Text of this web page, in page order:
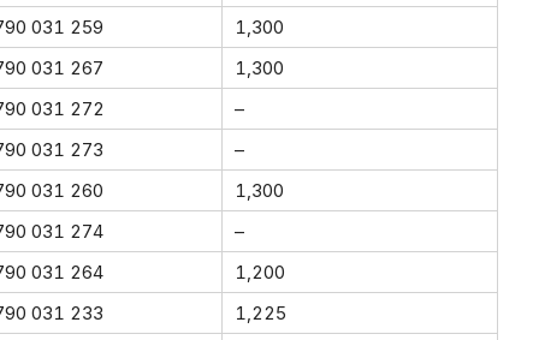
031 259
1,300
031 267
1,300
031 272
–
031 273
–
031 260
1,300
031 274
–
031 264
1,200
031 233
1,225